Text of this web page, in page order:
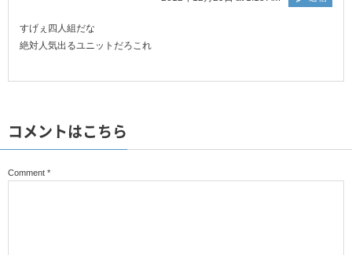
すげぇ四人組だな
絶対人気出るユニットだろこれ
コメントはこちら
Comment *